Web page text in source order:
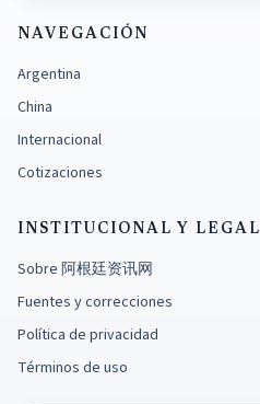
NAVEGACIÓN
Argentina
China
Internacional
Cotizaciones
INSTITUCIONAL Y LEGAL
Sobre 阿根廷资讯网
Fuentes y correcciones
Política de privacidad
Términos de uso